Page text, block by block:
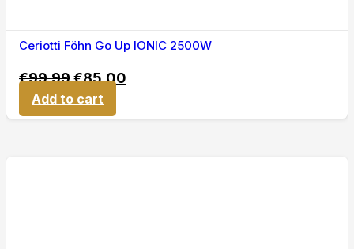
Ceriotti Föhn Go Up IONIC 2500W
€99,99€85,00
Add to cart